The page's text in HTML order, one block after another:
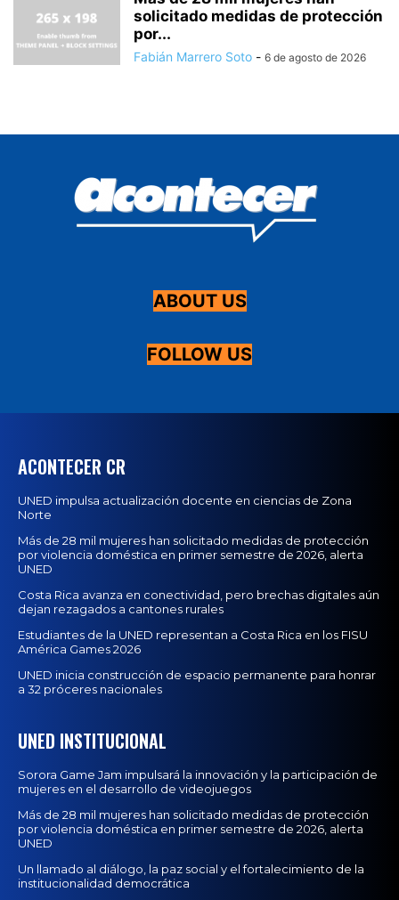
ACONTECER CR
UNED impulsa actualización docente en ciencias de Zona
Norte
Más de 28 mil mujeres han solicitado medidas de protección
por violencia doméstica en primer semestre de 2026, alerta
UNED
Costa Rica avanza en conectividad, pero brechas digitales aún
dejan rezagados a cantones rurales
Estudiantes de la UNED representan a Costa Rica en los FISU
América Games 2026
UNED inicia construcción de espacio permanente para honrar
a 32 próceres nacionales
UNED INSTITUCIONAL
Sorora Game Jam impulsará la innovación y la participación de
mujeres en el desarrollo de videojuegos
Más de 28 mil mujeres han solicitado medidas de protección
por violencia doméstica en primer semestre de 2026, alerta
UNED
Un llamado al diálogo, la paz social y el fortalecimiento de la
institucionalidad democrática